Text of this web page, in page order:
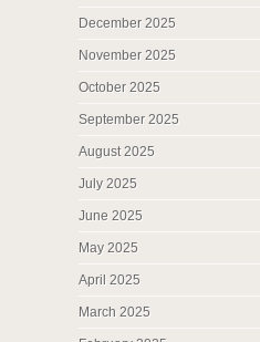
December 2025
November 2025
October 2025
September 2025
August 2025
July 2025
June 2025
May 2025
April 2025
March 2025